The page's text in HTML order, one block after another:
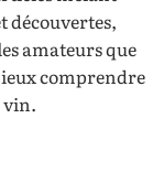
découvertes,
amateurs que
comprendre
vin.